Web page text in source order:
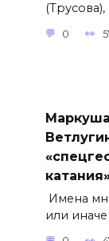
(Трусова),
0
Имена
или